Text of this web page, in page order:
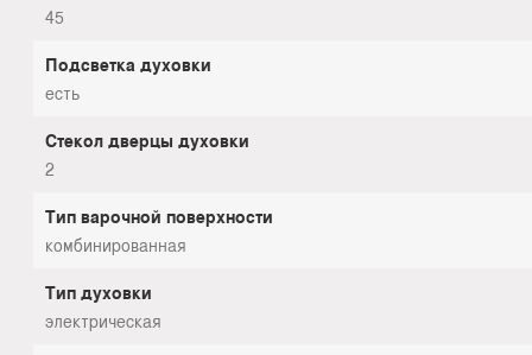
45
Подсветка духовки
есть
Стекол дверцы духовки
2
Тип варочной поверхности
комбинированная
Тип духовки
электрическая